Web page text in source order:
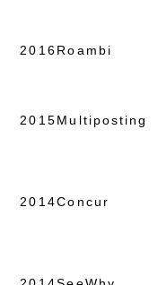
2016Roambi
2015Multiposting
2014Concur